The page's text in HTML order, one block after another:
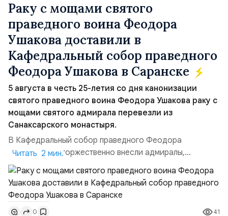
Раку с мощами святого
праведного воина Феодора
Ушакова доставили в
Кафедральный собор праведного
Феодора Ушакова в Саранске
5 августа в честь 25-летия со дня канонизации
святого праведного воина Феодора Ушакова раку с
мощами святого адмирала перевезли из
Санаксарского монастыря.
В Кафедральный собор праведного Феодора
Ушакова раку торжественно внесли адмиралы,
участвовавшие в канонизации святого праведного
воина Феодора Ушакова 25 лет назад:Адмирал
Владимир Прокофьевич Валуев, командующий
Балтийским флотом ВМФ России (2001–2006
гг.);Адмирал Владимир Петрович Комоедов,
Читать 2 мин.
0 41